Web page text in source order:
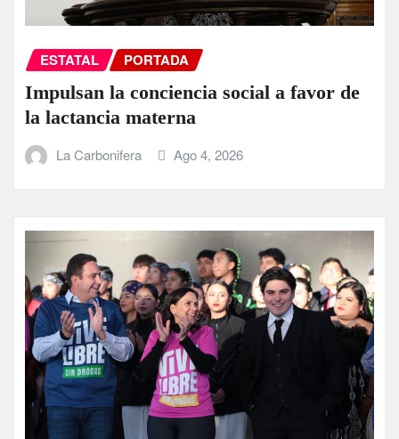
ESTATAL PORTADA
Impulsan la conciencia social a favor de
la lactancia materna
La Carbonifera Ago 4, 2026